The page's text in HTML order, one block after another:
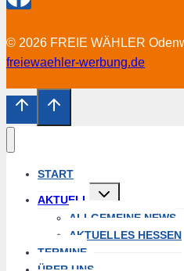
© 2026 FREIE WÄHLER
freiewaehler-werbung.de
START
AKTUELL
Untermenü
öffnen
ALLGEMEINE NEWS
AKTUELLES HESSEN
TERMINE